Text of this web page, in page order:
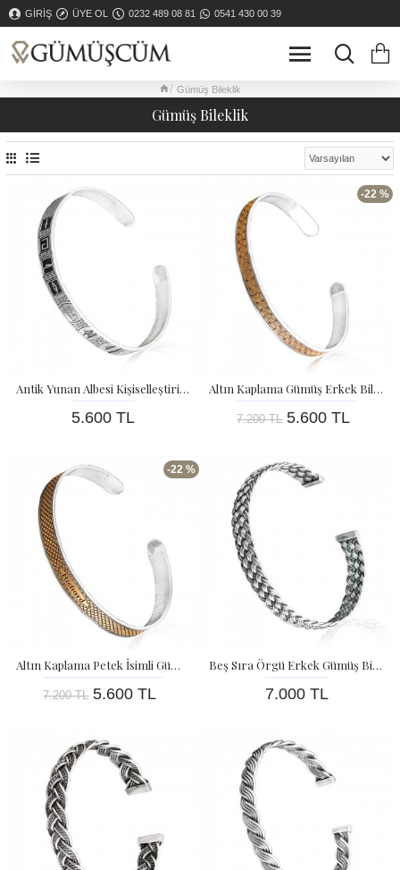
GIRIŞ ÜYE OL 0232 489 08 81 0541 430 00 39
Gümüş Bileklik
Gümüş Bileklik
Antik Yunan Albesi Kişiselleştirilebilir Gümüş Bileklik
5.600 TL
-22 %
Altın Kaplama Gümüş Erkek Bilekliği
7.200 TL 5.600 TL
-22 %
Altın Kaplama Petek İsimli Gümüş Erkek Bilekliği
7.200 TL 5.600 TL
Beş Sıra Örgü Erkek Gümüş Bileklik
7.000 TL